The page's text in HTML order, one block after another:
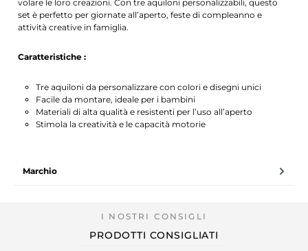
volare le loro creazioni. Con tre aquiloni personalizzabili, questo
set è perfetto per giornate all’aperto, feste di compleanno e
attività creative in famiglia.
Caratteristiche :
Tre aquiloni da personalizzare con colori e disegni unici
Facile da montare, ideale per i bambini
Materiali di alta qualità e resistenti per l’uso all’aperto
Stimola la creatività e le capacità motorie
Marchio
PRODOTTI CONSIGLIATI